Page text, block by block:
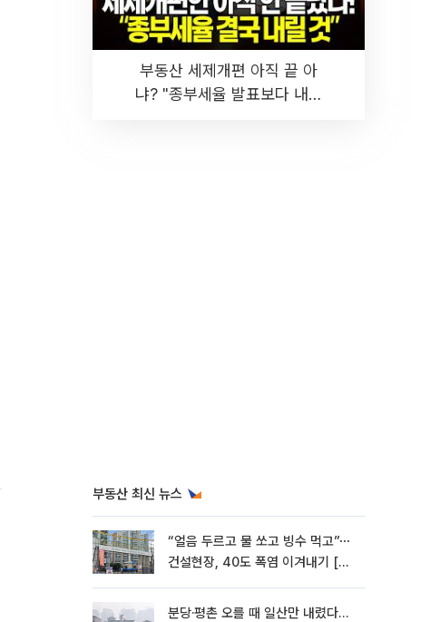
부동산 세제개편 아직 끝 아
냐? "종부세율 발표보다 내릴
부동산 최신 뉴스
“얼음 두르고 물 쏘고 빙수 먹고”⋯
건설현장, 40도 폭염 이겨내기 [르
분당·평촌 오를 때 일산만 내렸다…